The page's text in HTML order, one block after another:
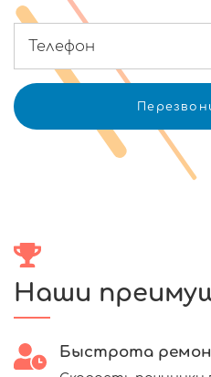
Наши
Быстрота